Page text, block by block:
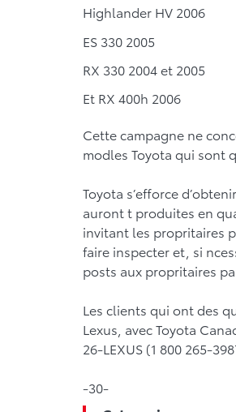
Highlander HV 2006
ES 330 2005
RX 330 2004 et 2005
Et RX 400h 2006
Cette campagne ne
modles Toyota qui sont
Toyota s’efforce
auront t produites en
invitant les propritaires
faire inspecter et, si
posts aux propritaires
Les clients qui ont des
Lexus, avec Toyota
26-LEXUS (1 800 265-
-30-